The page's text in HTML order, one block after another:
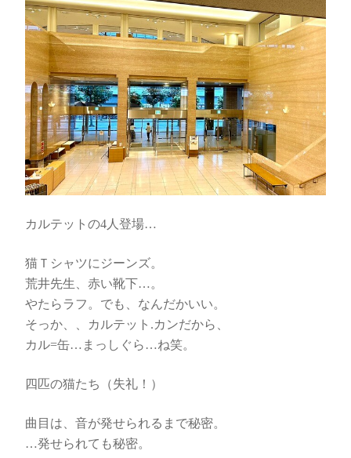
カルテットの4人登場…
猫Ｔシャツにジーンズ。
荒井先生、赤い靴下…。
やたらラフ。でも、なんだかいい。
そっか、、カルテット.カンだから、
カル=缶…まっしぐら…ね笑。
四匹の猫たち（失礼！）
曲目は、音が発せられるまで秘密。
…発せられても秘密。